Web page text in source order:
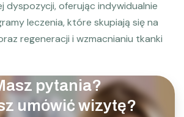
dyspozycji, oferując indywidualnie
leczenia, które skupiają się na
regeneracji i wzmacnianiu tkanki
pytania?
umówić wizytę?